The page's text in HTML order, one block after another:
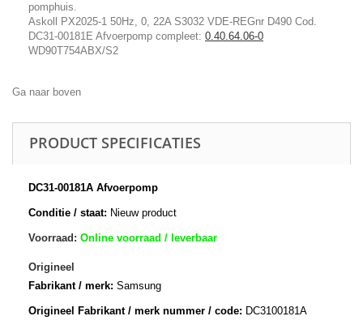
pomphuis.
Askoll PX2025-1 50Hz, 0, 22A S3032 VDE-REGnr D490 Cod.
DC31-00181E Afvoerpomp compleet: 0.40.64.06-0
WD90T754ABX/S2
Ga naar boven
PRODUCT SPECIFICATIES
DC31-00181A Afvoerpomp
Conditie / staat: Nieuw product
Voorraad: Online voorraad / leverbaar
Origineel
Fabrikant / merk: Samsung
Origineel Fabrikant / merk nummer / code: DC3100181A